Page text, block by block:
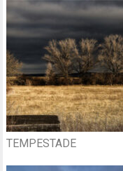
TEMPESTADE